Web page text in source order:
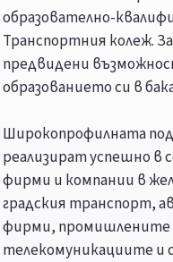
образователно-
Транспортния колеж.
предвидени
образованието си в
Широкопрофилната
реализират успешно в
фирми и компании в
градския транспорт,
фирми, промишлените
телекомуникациите